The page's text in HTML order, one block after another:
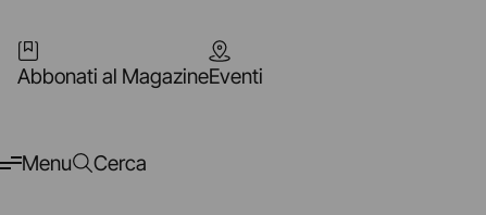
Abbonati al MagazineEventi
Menu Cerca